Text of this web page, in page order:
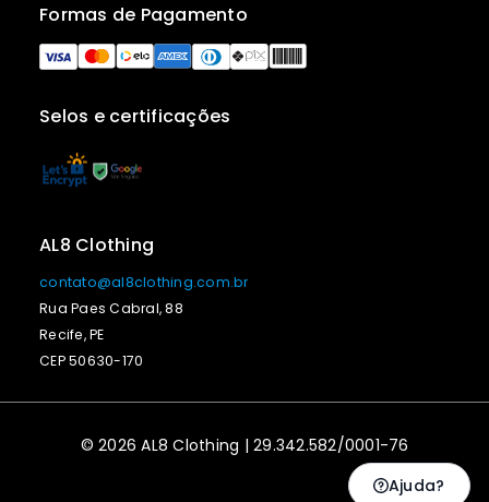
Selos e certificações
Formas de Pagamento
AL8 Clothing
contato@al8clothing.com.br
Rua Paes Cabral, 88
Recife, PE
CEP 50630-170
© 2026 AL8 Clothing | 29.342.582/0001-76
Ajuda?